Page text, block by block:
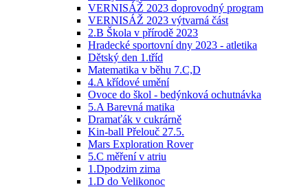
VERNISÁŽ 2023 doprovodný program
VERNISÁŽ 2023 výtvarná část
2.B Škola v přírodě 2023
Hradecké sportovní dny 2023 - atletika
Dětský den 1.tříd
Matematika v běhu 7.C,D
4.A křídové umění
Ovoce do škol - bedýnková ochutnávka
5.A Barevná matika
Dramaťák v cukrárně
Kin-ball Přelouč 27.5.
Mars Exploration Rover
5.C měření v atriu
1.Dpodzim zima
1.D do Velikonoc